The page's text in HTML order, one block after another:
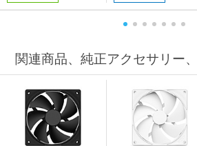
関連商品、純正アクセサリー